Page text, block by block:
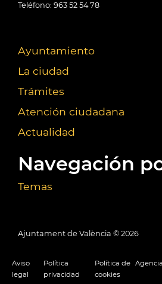
Teléfono: 963 52 54 78
Ayuntamiento
La ciudad
Trámites
Atención ciudadana
Actualidad
Navegación
Temas
Ajuntament de València © 2026
Aviso
legal
Política
privacidad
Política de
cookies